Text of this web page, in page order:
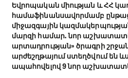
Եվրոպական միության և ՀՀ
համաֆինանսավորմամբ
միջազգային
մարզի համար. նոր
արտադրության» ծրագրի
արժեշղթայում ստեղծվում են ևս
ապահովելով 9 նոր